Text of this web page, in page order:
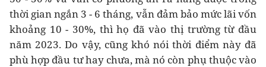
thời gian ngắn 3 - 6 tháng, vẫn đảm bảo mức lãi vốn
khoảng 10 - 30%, thì họ đã vào thị trường từ đầu
năm 2023. Do vậy, cũng khó nói thời điểm này đã
phù hợp đầu tư hay chưa, mà nó còn phụ thuộc vào